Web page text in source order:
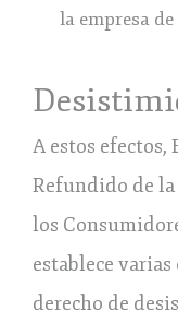
la empresa
A estos efectos,
Refundido de la
los
establece
derecho de